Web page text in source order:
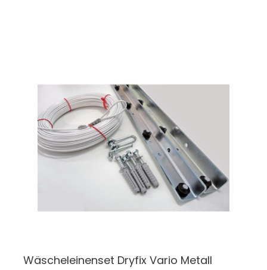
Wäscheleinenset Dryfix Vario Metall